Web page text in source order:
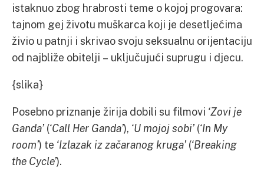
istaknuo zbog hrabrosti teme o kojoj progovara:
tajnom gej životu muškarca koji je desetljećima
živio u patnji i skrivao svoju seksualnu orijentaciju
od najbliže obitelji – uključujući suprugu i djecu.
{slika}
Posebno priznanje žirija dobili su filmovi ‘Zovi je
Ganda’ (‘Call Her Ganda’), ‘U mojoj sobi’ (‘In My
room’) te ‘Izlazak iz začaranog kruga’ (‘Breaking
the Cycle’).